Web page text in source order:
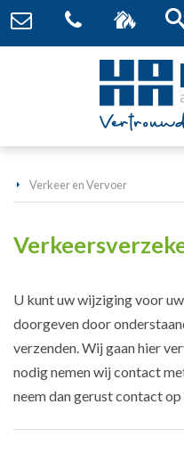
Verkeer en Vervoer
U kunt uw wijziging voor
doorgeven door
verzenden. Wij gaan hier
nodig nemen wij contact
neem dan gerust contact op